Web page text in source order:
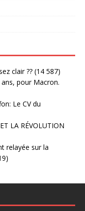
clair ?? (14 587)
pour Macron.
Le CV du
LA RÉVOLUTION
relayée sur la